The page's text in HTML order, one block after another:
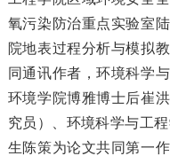
氧污染防治重点实验室
院地表过程分析与模拟
同通讯作者，环境科学
环境学院博雅博士后崔
究员）、环境科学与工
生陈策为论文共同第一